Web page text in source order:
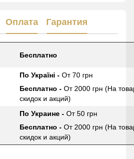
Оплата Гарантия
Бесплатно
По Україні - От 70 грн
Бесплатно - От 2000 грн (На
скидок и акций)
По Украине - От 50 грн
Бесплатно - От 2000 грн (На
скидок и акций)